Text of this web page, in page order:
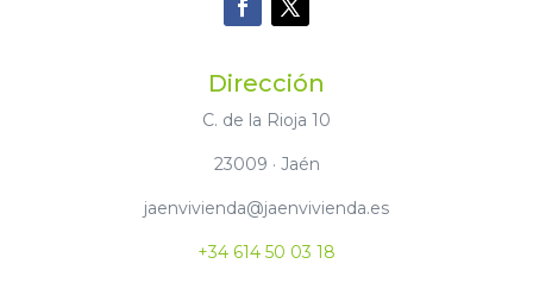
Dirección
C. de la Rioja 10
23009 · Jaén
jaenvivienda@jaenvivienda.es
+34 614 50 03 18